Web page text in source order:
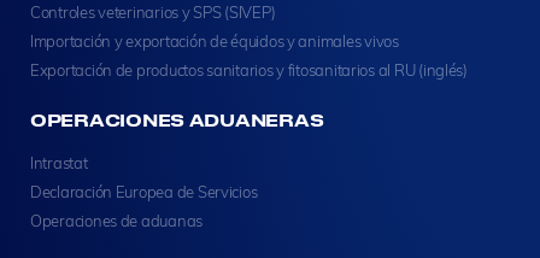
Controles veterinarios y SPS (SIVEP)
Importación y exportación de équidos y animales vivos
Exportación de productos sanitarios y fitosanitarios al RU (inglés)
OPERACIONES ADUANERAS
Intrastat
Declaración Europea de Servicios
Operaciones de aduanas